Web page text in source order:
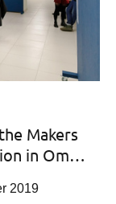
Makers
in Om…
2019